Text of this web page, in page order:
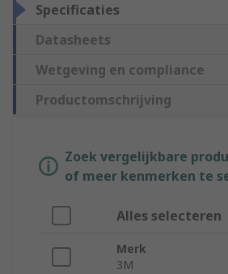
Specificaties
Datasheets
Wetgeving en compliance
Productomschrijving
Zoek vergelijkbare
of meer kenmerken te
Alles selecteren
Merk
3M